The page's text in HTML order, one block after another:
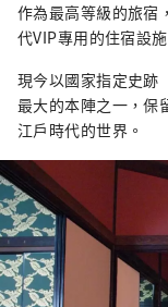
作為最高等級的旅宿
代VIP專用的住宿設施
現今以國家指定史跡
最大的本陣之一，保
江戶時代的世界。